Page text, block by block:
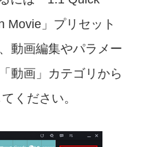
Movie」プリセット
動画編集やパラメー
動画」カテゴリから
ください。